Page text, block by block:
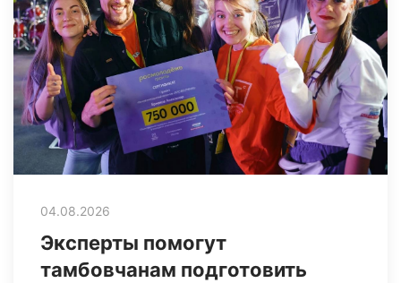
04.08.2026
Эксперты помогут
тамбовчанам подготовить